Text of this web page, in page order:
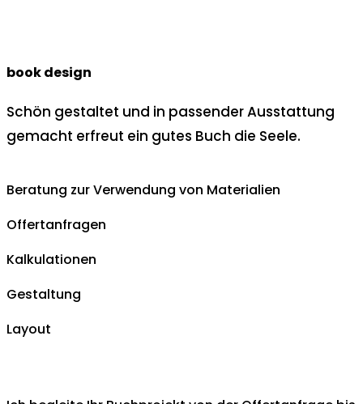
book design
Schön gestaltet und in passender Ausstattung
gemacht erfreut ein gutes Buch die Seele.
Beratung zur Verwendung von Materialien
Offertanfragen
Kalkulationen
Gestaltung
Layout